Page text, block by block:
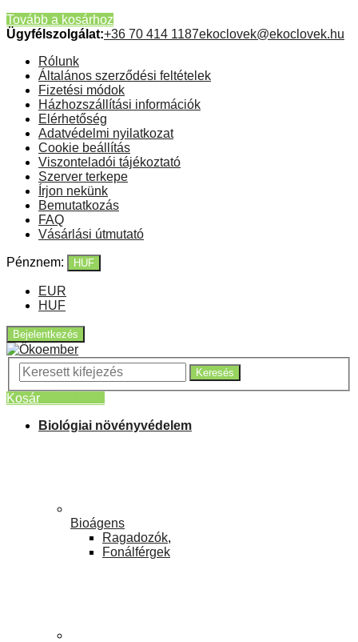
Tovább a kosárhoz
Ügyfélszolgálat:+36 70 414 1187ekoclovek@ekoclovek.hu
Rólunk
Általános szerződési feltételek
Fizetési módok
Házhozszállítási információk
Elérhetőség
Adatvédelmi nyilatkozat
Cookie beállítás
Viszonteladói tájékoztató
Szerver terkepe
Írjon nekünk
Bemutatkozás
FAQ
Vásárlási útmutató
Pénznem: HUF
EUR
HUF
Bejelentkezés
Keresés
Kosár
Biológiai növényvédelem
Bioágens
Ragadozók,
Fonálférgek